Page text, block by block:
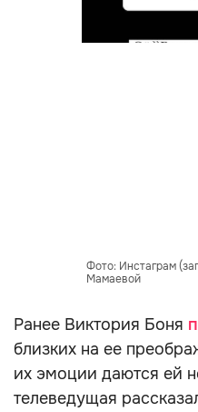
Фото: Инстаграм
Мамаевой
Ранее Виктория Боня
близких на ее
их эмоции даются ей
телеведущая